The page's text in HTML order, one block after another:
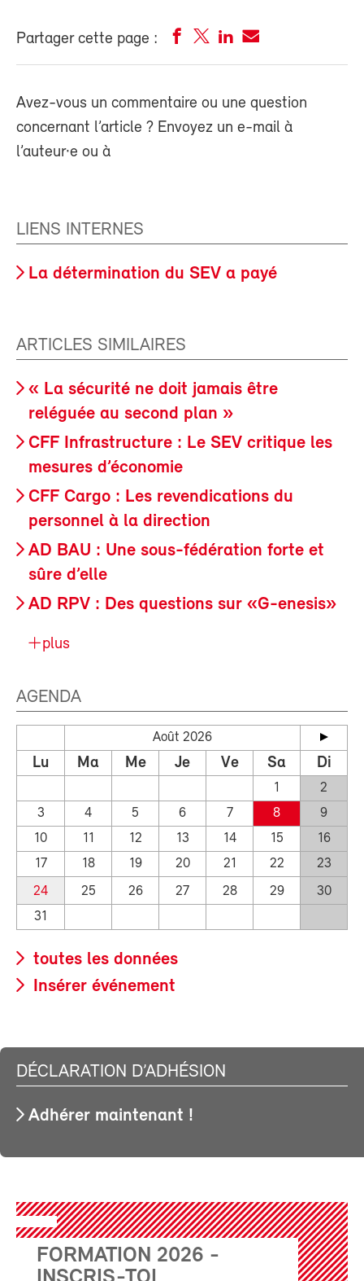
Partager cette page :
Avez-vous un commentaire ou une question
concernant l’article ? Envoyez un e-mail à
l’auteur·e ou à
LIENS INTERNES
La détermination du SEV a payé
ARTICLES SIMILAIRES
« La sécurité ne doit jamais être
reléguée au second plan »
CFF Infrastructure : Le SEV critique les
mesures d’économie
CFF Cargo : Les revendications du
personnel à la direction
AD BAU : Une sous-fédération forte et
sûre d’elle
AD RPV : Des questions sur «G-enesis»
plus
AGENDA
Août 2026
Lu Ma Me Je Ve Sa Di
1
2
3
4 5 6 7 8
9
10
11 12 13 14 15
16
17
18 19 20 21 22
23
24
25 26 27 28 29
30
31
toutes les données
Insérer événement
DÉCLARATION D’ADHÉSION
Adhérer maintenant !
FORMATION 2026 -